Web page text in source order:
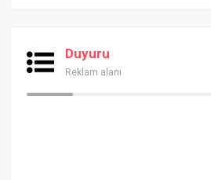
Duyuru
Reklam alanı